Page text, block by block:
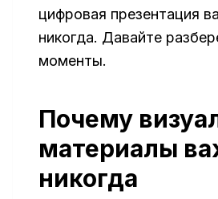
цифровая презентация
никогда. Давайте
моменты.
Почему
материалы
никогда